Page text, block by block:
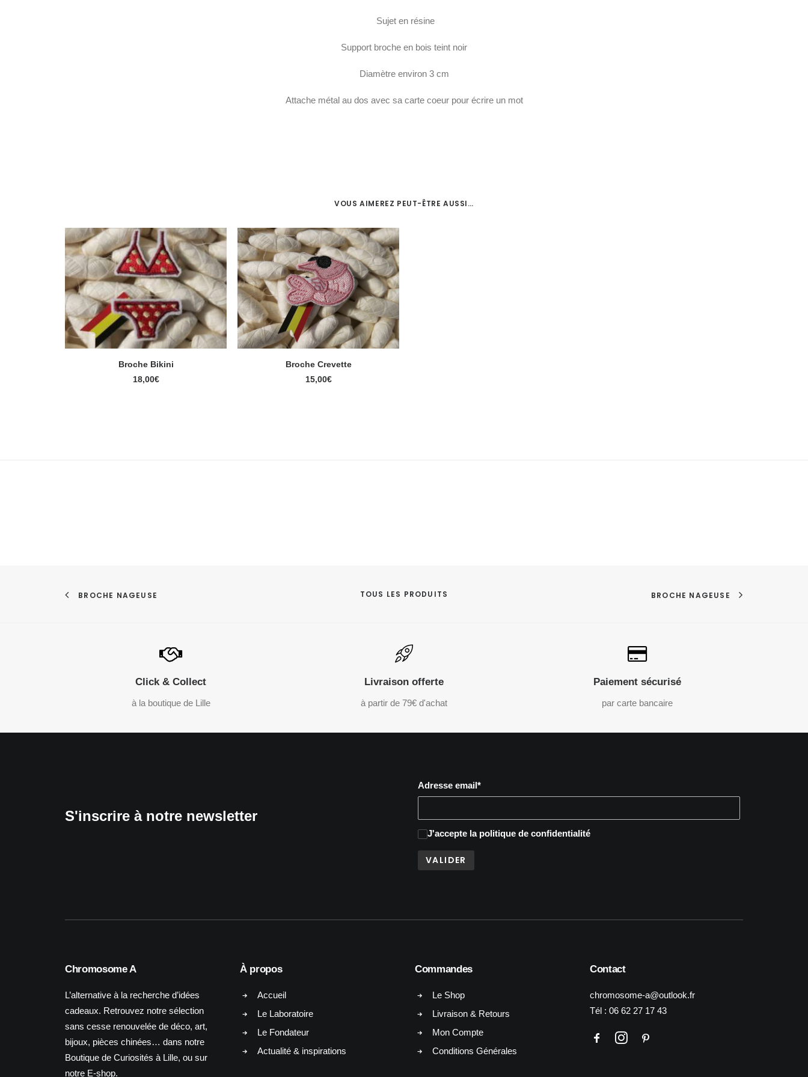
Sujet en résine
Support broche en bois teint noir
Diamètre environ 3 cm
Attache métal au dos avec sa carte coeur pour écrire un mot
VOUS AIMEREZ PEUT-ÊTRE AUSSI…
Broche Bikini
18,00€
Broche Crevette
15,00€
BROCHE NAGEUSE TOUS LES PRODUITS BROCHE NAGEUSE
Click & Collect
à la boutique de Lille
Livraison offerte
à partir de 79€ d'achat
Paiement sécurisé
par carte bancaire
S'inscrire à notre newsletter
Adresse email*
J'accepte la politique de confidentialité
Chromosome A
L’alternative à la recherche d’idées
cadeaux. Retrouvez notre sélection
sans cesse renouvelée de déco, art,
bijoux, pièces chinées… dans notre
Boutique de Curiosités à Lille, ou sur
notre E-shop.
À propos
Accueil
Le Laboratoire
Le Fondateur
Actualité & inspirations
Commandes
Le Shop
Livraison & Retours
Mon Compte
Conditions Générales
Contact
chromosome-a@outlook.fr
Tél : 06 62 27 17 43